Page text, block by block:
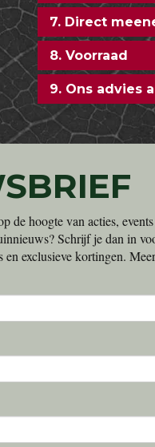
7. Direct
8. Voorraad
9. Ons advies
de hoogte van acties,
Schrijf je dan in
en exclusieve kortingen.